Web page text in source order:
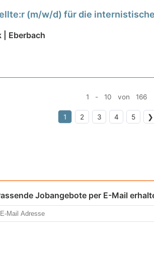
(m/w/d) für die
| Eberbach
1 - 10 von 166
1 2 3 4 5 ❯
Jobangebote per E-Mail